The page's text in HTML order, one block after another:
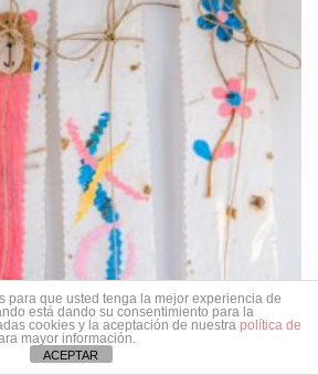
para que usted tenga la mejor experiencia de
está dando su consentimiento para la
cookies y la aceptación de nuestra política de
mayor información.
ACEPTAR